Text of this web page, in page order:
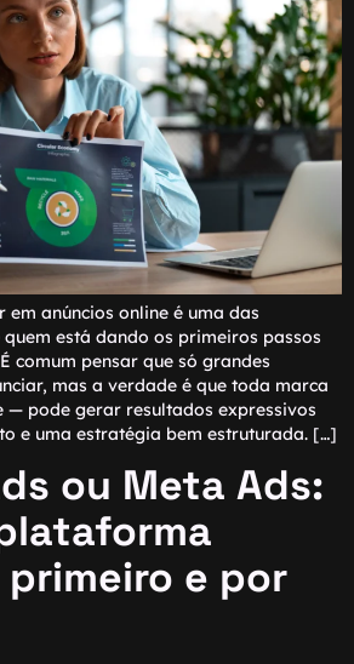
em anúncios online é uma das
está dando os primeiros passos
comum pensar que só grandes
mas a verdade é que toda marca
— pode gerar resultados expressivos
e uma estratégia bem estruturada. […]
ou Meta Ads:
e por